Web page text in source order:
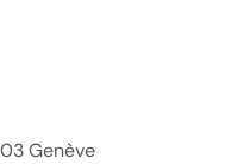
Genève